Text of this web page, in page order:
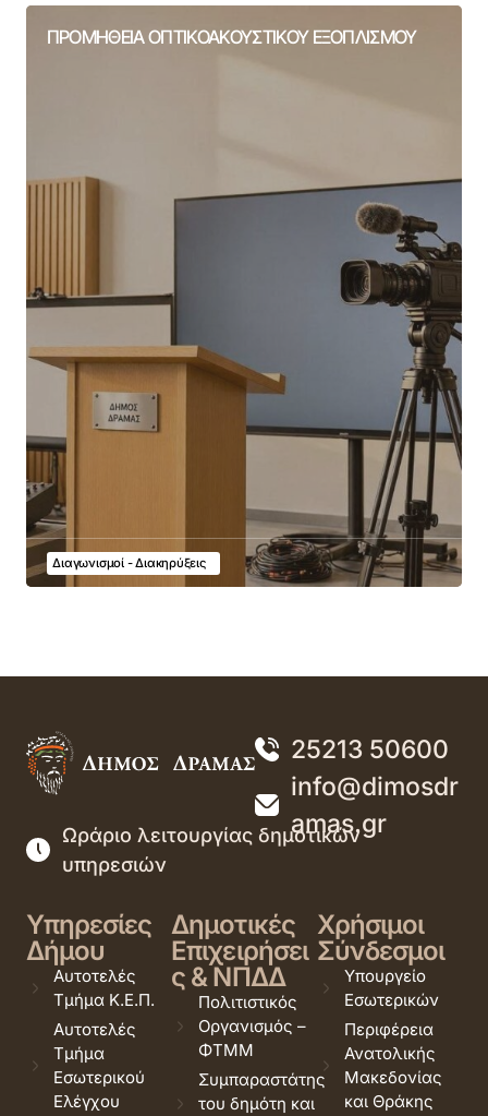
ΠΡΟΜΗΘΕΙΑ ΟΠΤΙΚΟΑΚΟΥΣΤΙΚΟΥ ΕΞΟΠΛΙΣΜΟΥ
Διαγωνισμοί - Διακηρύξεις
25213 50600
info@dimosdr
amas.gr
Ωράριο λειτουργίας δημοτικών
υπηρεσιών
Υπηρεσίες
Δήμου
Αυτοτελές
Τμήμα Κ.Ε.Π.
Αυτοτελές
Τμήμα
Εσωτερικού
Ελέγχου
Δημοτικές
Επιχειρήσει
ς & ΝΠΔΔ
Πολιτιστικός
Οργανισμός –
ΦΤΜΜ
Συμπαραστάτης
του δημότη και
Χρήσιμοι
Σύνδεσμοι
Υπουργείο
Εσωτερικών
Περιφέρεια
Ανατολικής
Μακεδονίας
και Θράκης